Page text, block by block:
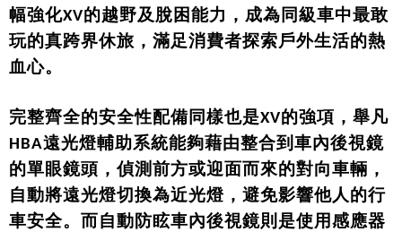
幅強化XV的越野及脫困能力，成為同級車中最敢
玩的真跨界休旅，滿足消費者探索戶外生活的熱
血心。
完整齊全的安全性配備同樣也是XV的強項，舉凡
HBA遠光燈輔助系統能夠藉由整合到車內後視鏡
的單眼鏡頭，偵測前方或迎面而來的對向車輛，
自動將遠光燈切換為近光燈，避免影響他人的行
車安全。而自動防眩車內後視鏡則是使用感應器